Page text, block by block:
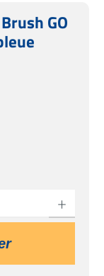
GO